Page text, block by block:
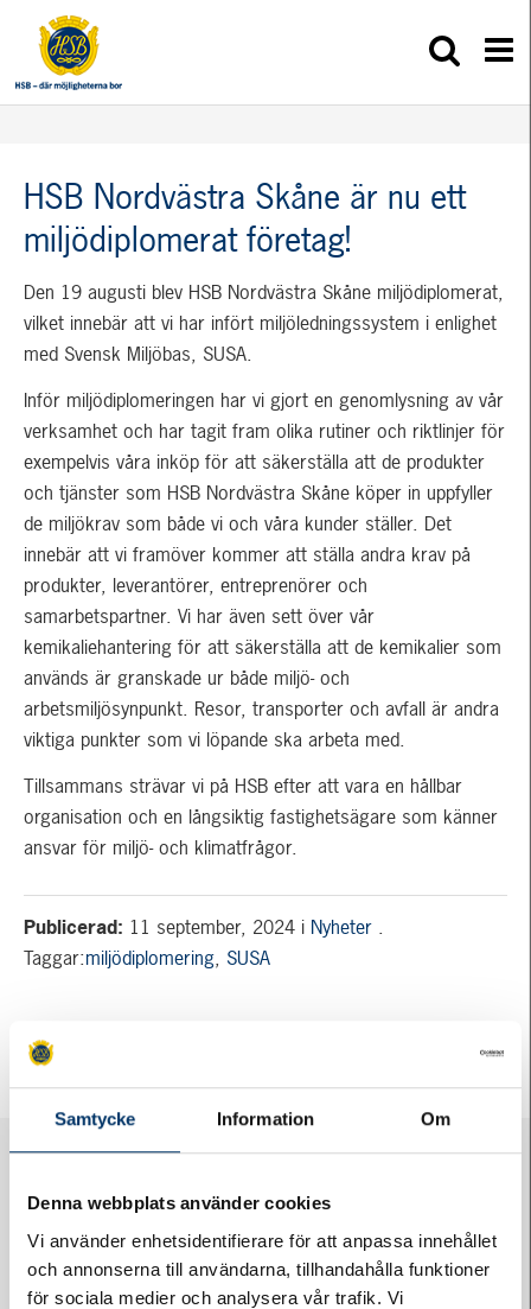
Samtycke Information Om
Denna webbplats använder cookies
Vi använder enhetsidentifierare för att anpassa innehållet
och annonserna till användarna, tillhandahålla funktioner
för sociala medier och analysera vår trafik. Vi
HSB Nordvästra Skåne är nu ett
miljödiplomerat företag!
Den 19 augusti blev HSB Nordvästra Skåne miljödiplomerat,
vilket innebär att vi har infört miljöledningssystem i enlighet
med Svensk Miljöbas, SUSA.
Inför miljödiplomeringen har vi gjort en genomlysning av vår
verksamhet och har tagit fram olika rutiner och riktlinjer för
exempelvis våra inköp för att säkerställa att de produkter
och tjänster som HSB Nordvästra Skåne köper in uppfyller
de miljökrav som både vi och våra kunder ställer. Det
innebär att vi framöver kommer att ställa andra krav på
produkter, leverantörer, entreprenörer och
samarbetspartner. Vi har även sett över vår
kemikaliehantering för att säkerställa att de kemikalier som
används är granskade ur både miljö- och
arbetsmiljösynpunkt. Resor, transporter och avfall är andra
viktiga punkter som vi löpande ska arbeta med.
Tillsammans strävar vi på HSB efter att vara en hållbar
organisation och en långsiktig fastighetsägare som känner
ansvar för miljö- och klimatfrågor.
Publicerad: 11 september, 2024i Nyheter.
Taggar:miljödiplomering, SUSA